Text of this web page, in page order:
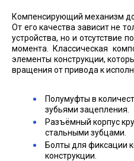
Компенсирующий механизм
От его качества зависит не
устройства, но и отсутствие
момента. Классическая
элементы конструкции,
вращения от привода к
Полумуфты в
зубьями зацепления.
Разъёмный корпус
стальными зубцами.
Болты для фиксации
конструкции.